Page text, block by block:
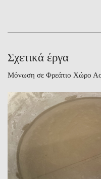
Σχετικά έργα
Μόνωση σε Φρεάτιο Χώρο